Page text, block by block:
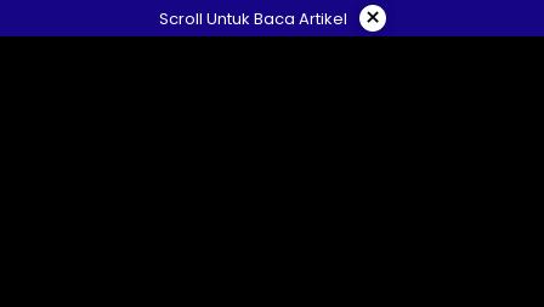
ke
Scroll Untuk Baca Artikel ×